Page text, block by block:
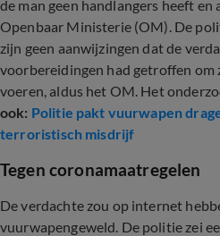
de man geen handlangers heeft en
Openbaar Ministerie (OM). De
zijn geen aanwijzingen dat de
voorbereidingen had getroffen om
voeren, aldus het OM. Het
ook: Politie pakt vuurwapen
terroristisch misdrijf
Tegen coronamaatregelen
De verdachte zou op internet
vuurwapengeweld. De politie zei